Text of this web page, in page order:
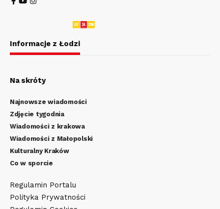
Informacje z Łodzi
Na skróty
Najnowsze wiadomości
Zdjęcie tygodnia
Wiadomości z krakowa
Wiadomości z Małopolski
Kulturalny Kraków
Co w sporcie
Regulamin Portalu
Polityka Prywatności